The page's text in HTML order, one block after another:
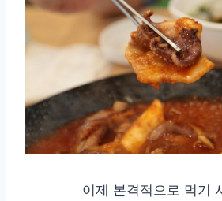
이제 본격적으로 먹기